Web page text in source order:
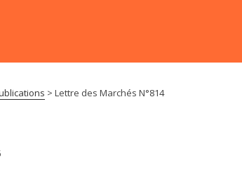
> Lettre des Marchés N°814